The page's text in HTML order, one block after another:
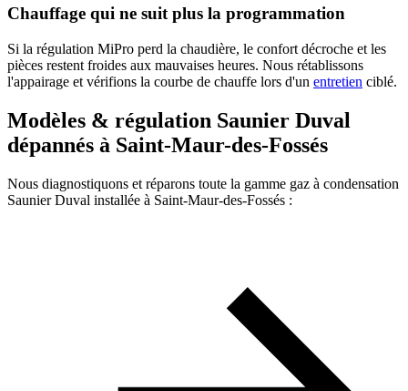
Chauffage qui ne suit plus la programmation
Si la régulation MiPro perd la chaudière, le confort décroche et les
pièces restent froides aux mauvaises heures. Nous rétablissons
l'appairage et vérifions la courbe de chauffe lors d'un entretien ciblé.
Modèles & régulation Saunier Duval
dépannés à Saint-Maur-des-Fossés
Nous diagnostiquons et réparons toute la gamme gaz à condensation
Saunier Duval installée à Saint-Maur-des-Fossés :